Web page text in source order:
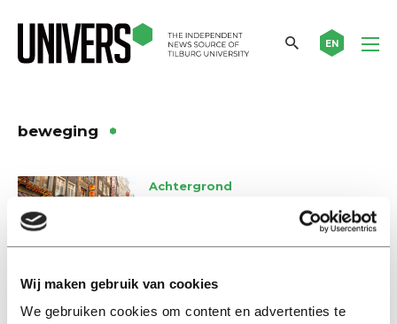
Wij maken gebruik van cookies
We gebruiken cookies om content en advertenties te
EN
beweging
Achtergrond
Jantine Schuit: “Overal word je
verleid om ongezonde keuzes te
maken”